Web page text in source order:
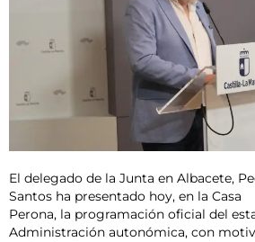
El delegado de la Junta en Albacete,
Santos ha presentado hoy, en la Casa
Perona, la programación oficial del
Administración autonómica, con